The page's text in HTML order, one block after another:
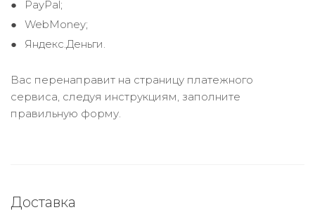
PayPal;
WebMoney;
Яндекс.Деньги.
Вас перенаправит на страницу платежного
сервиса, следуя инструкциям, заполните
правильную форму.
Доставка